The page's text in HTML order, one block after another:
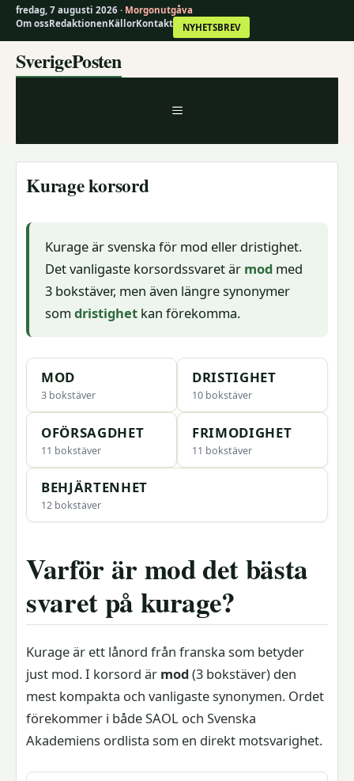
fredag, 7 augusti 2026 · Morgonutgåva
Om ossRedaktionenKällorKontakt NYHETSBREV
SverigePosten
MENY
Kurage korsord
Kurage är svenska för mod eller dristighet.
Det vanligaste korsordssvaret är modmed
3 bokstäver, men även längre synonymer
som dristighetkan förekomma.
MOD
3 bokstäver
DRISTIGHET
10 bokstäver
OFÖRSAGDHET
11 bokstäver
FRIMODIGHET
11 bokstäver
BEHJÄRTENHET
12 bokstäver
Varför är mod det bästa
svaret på kurage?
Kurage är ett lånord från franska som betyder
just mod. I korsord är mod(3 bokstäver) den
mest kompakta och vanligaste synonymen. Ordet
förekommer i både SAOL och Svenska
Akademiens ordlista som en direkt motsvarighet.